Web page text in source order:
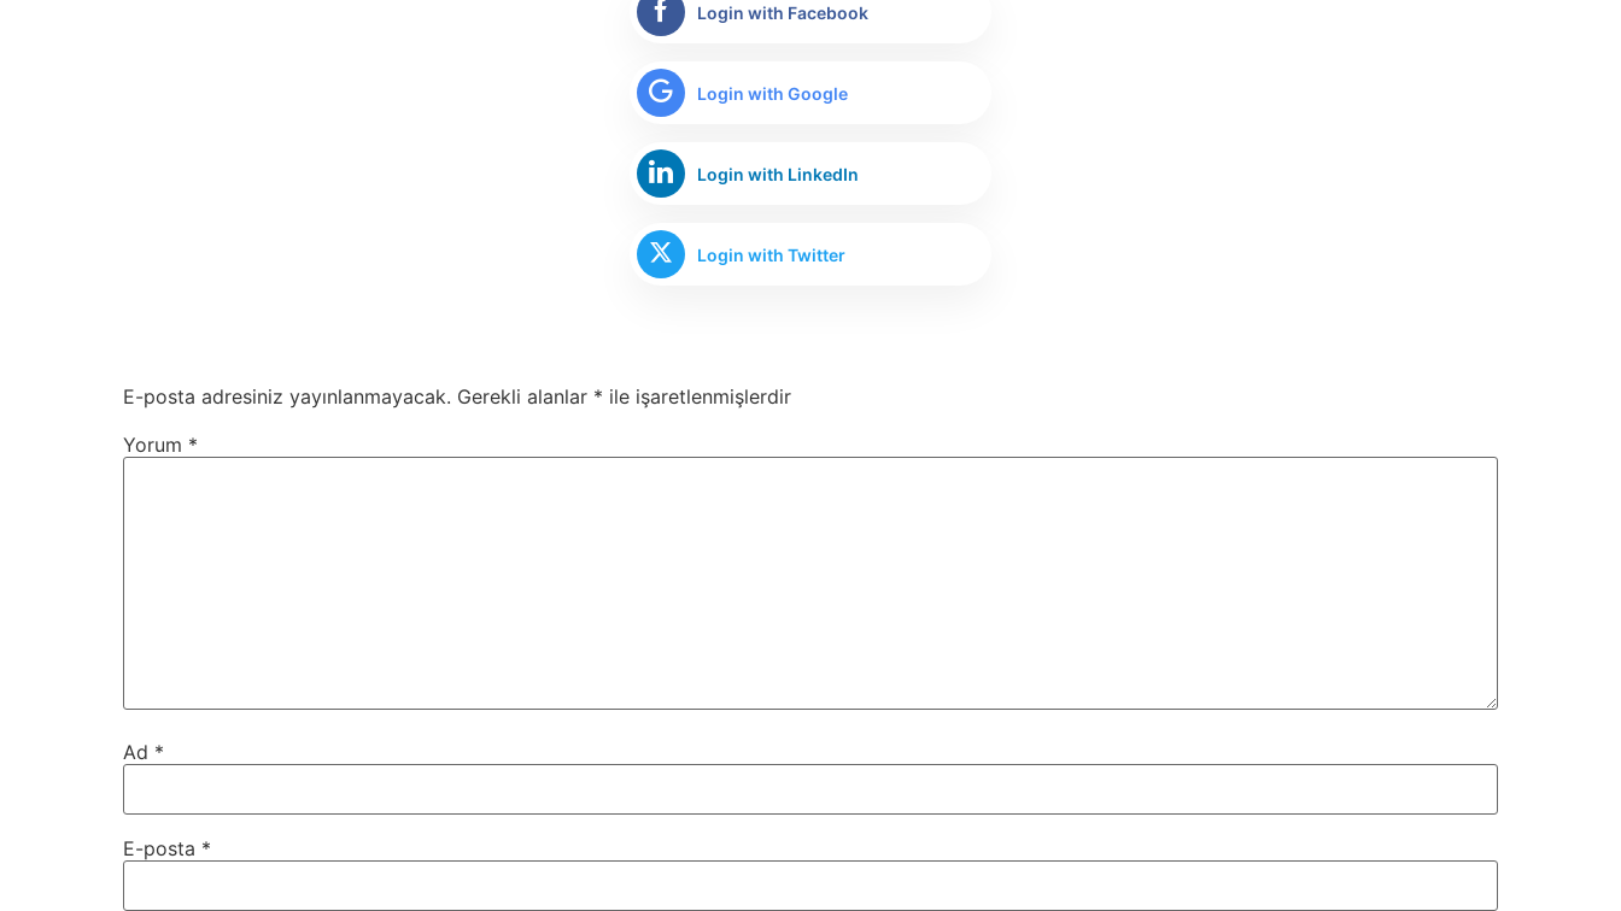
Login with Facebook
Login with Google
Login with LinkedIn
Login with Twitter
E-posta adresiniz yayınlanmayacak. Gerekli alanlar * ile işaretlenmişlerdir
Yorum *
Ad *
E-posta *